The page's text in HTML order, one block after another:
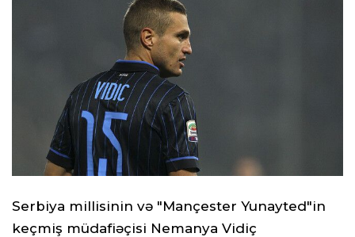
Serbiya millisinin və "Mançester Yunayted"in
keçmiş müdafiəçisi Nemanya Vidiç